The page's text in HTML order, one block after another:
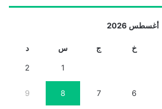
أغسطس 2026
خ ج س د
1
2
6
7
8
9